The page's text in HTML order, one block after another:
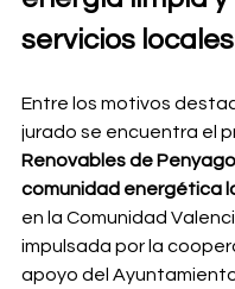
servicios locales
Entre los motivos
jurado se encuentra el
Renovables de
comunidad energética
en la Comunidad
impulsada por la
apoyo del